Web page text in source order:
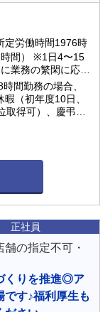
定労働時間1976時
間） ※1日4〜15
業務の繁閑に応じ
間勤務の場合、
（初年度10日、
得可）、慶弔休
他
正社員
の指定不可・
くりを推進◎ア
です♪福利厚生も